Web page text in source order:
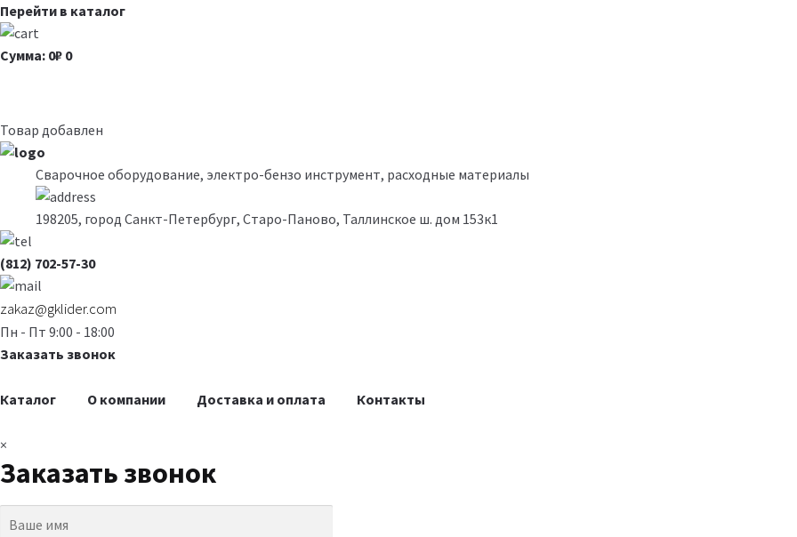
Перейти в каталог
Сумма: 0₽ 0
Товар добавлен
Сварочное оборудование, электро-бензо инструмент, расходные материалы
198205, город Санкт-Петербург, Старо-Паново, Таллинское ш. дом 153к1
(812) 702-57-30
zakaz@gklider.com
Пн - Пт 9:00 - 18:00
Заказать звонок
Каталог О компании Доставка и оплата Контакты
×
Заказать звонок